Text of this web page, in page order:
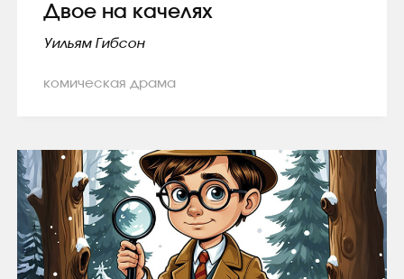
Двое на качелях
Уильям Гибсон
комическая драма